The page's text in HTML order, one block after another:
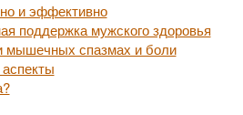
и эффективно
поддержка мужского здоровья
мышечных спазмах и боли